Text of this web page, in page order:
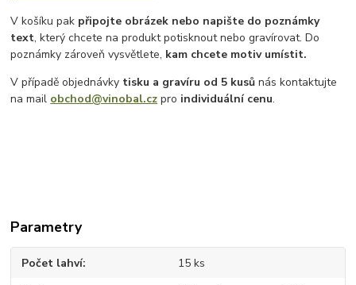
V košíku pak připojte obrázek nebo napište do poznámky
text, který chcete na produkt potisknout nebo gravírovat. Do
poznámky zároveň vysvětlete, kam chcete motiv umístit.
V případě objednávky tisku a gravíru od 5 kusů nás kontaktujte
na mail obchod@vinobal.cz pro individuální cenu.
Parametry
Počet lahví 15 ks